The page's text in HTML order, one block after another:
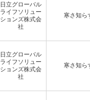
日立グローバル
ライフソリュー
ションズ株式会
社
寒さ知ら
日立グローバル
ライフソリュー
ションズ株式会
社
寒さ知ら